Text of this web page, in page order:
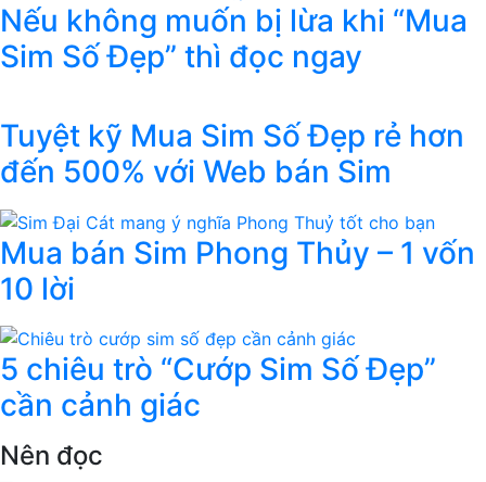
Nếu không muốn bị lừa khi “Mua
Sim Số Đẹp” thì đọc ngay
Tuyệt kỹ Mua Sim Số Đẹp rẻ hơn
đến 500% với Web bán Sim
Mua bán Sim Phong Thủy – 1 vốn
10 lời
5 chiêu trò “Cướp Sim Số Đẹp”
cần cảnh giác
Nên đọc